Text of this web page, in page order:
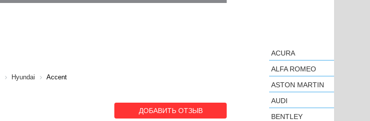
Hyundai Accent
ДОБАВИТЬ ОТЗЫВ
ACURA
ALFA ROMEO
ASTON MARTIN
AUDI
BENTLEY